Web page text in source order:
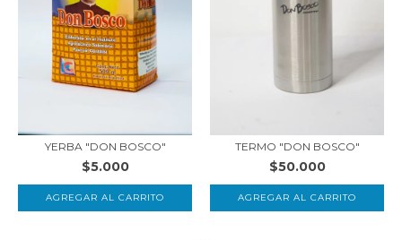
YERBA "DON BOSCO"
$5.000
AGREGAR AL CARRITO
TERMO "DON BOSCO"
$50.000